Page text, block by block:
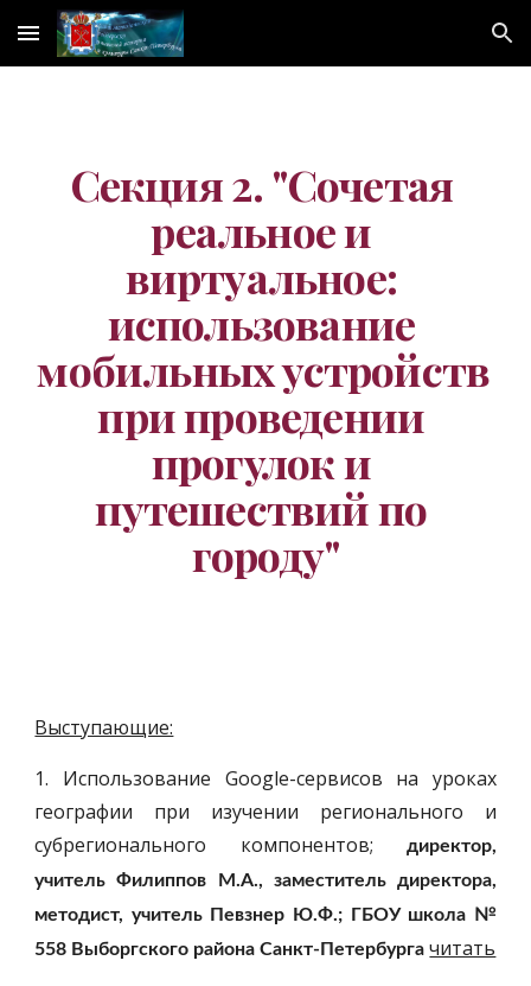
Skip to main content Skip to navigation
Секция 2. "Сочетая
реальное и
виртуальное:
использование
мобильных устройств
при проведении
прогулок и
путешествий по
городу"
Выступающие:
1. Использование Google-сервисов на уроках
географии при изучении регионального и
субрегионального компонентов;
директор,
учитель Филиппов М.А., заместитель директора,
методист, учитель Певзнер Ю.Ф.; ГБОУ школа №
558 Выборгского района Санкт-Петербургачитать